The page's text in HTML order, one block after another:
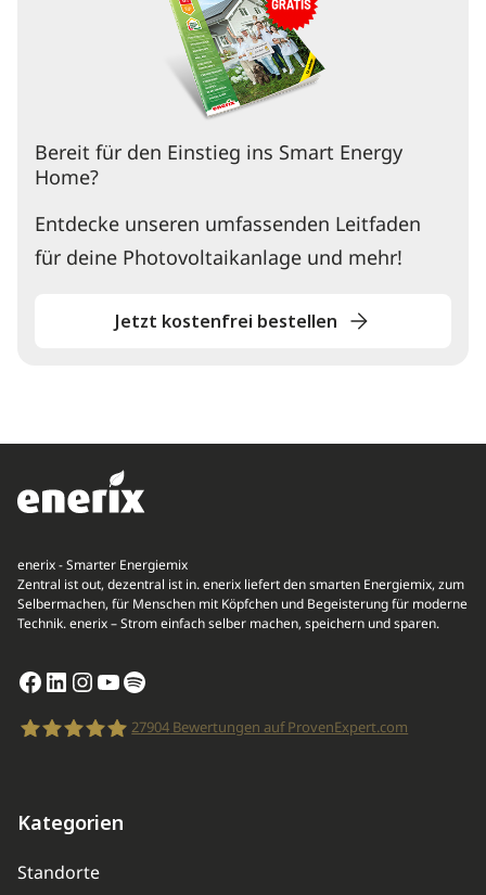
Bereit für den Einstieg ins Smart Energy
Home?
Entdecke unseren umfassenden Leitfaden
für deine Photovoltaikanlage und mehr!
Jetzt kostenfrei bestellen
enerix - Smarter Energiemix
Zentral ist out, dezentral ist in. enerix liefert den smarten Energiemix, zum
Selbermachen, für Menschen mit Köpfchen und Begeisterung für moderne
Technik. enerix – Strom einfach selber machen, speichern und sparen.
Facebook
LinkedIn
Instagram
YouTube
Spotify
27904Bewertungen auf ProvenExpert.com
Kategorien
Standorte